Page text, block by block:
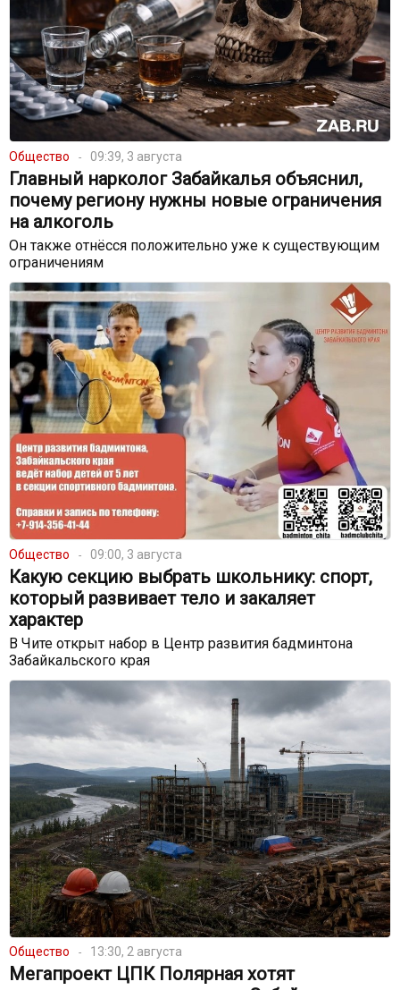
Общество 09:39, 3 августа
Главный нарколог Забайкалья объяснил,
почему региону нужны новые ограничения
на алкоголь
Он также отнёсся положительно уже к существующим
ограничениям
Общество 09:00, 3 августа
Какую секцию выбрать школьнику: спорт,
который развивает тело и закаляет
характер
В Чите открыт набор в Центр развития бадминтона
Забайкальского края
Общество 13:30, 2 августа
Мегапроект ЦПК Полярная хотят